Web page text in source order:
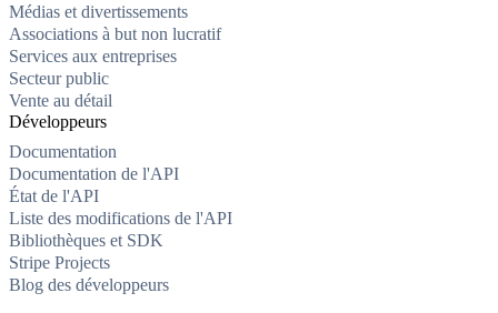
Médias et divertissements
Associations à but non lucratif
Services aux entreprises
Secteur public
Vente au détail
Développeurs
Documentation
Documentation de l'API
État de l'API
Liste des modifications de l'API
Bibliothèques et SDK
Stripe Projects
Blog des développeurs